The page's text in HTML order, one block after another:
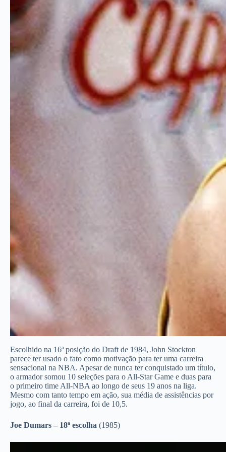
Escolhido na 16ª posição do Draft de 1984, John Stockton
parece ter usado o fato como motivação para ter uma carreira
sensacional na NBA. Apesar de nunca ter conquistado um título,
o armador somou 10 seleções para o All-Star Game e duas para
o primeiro time All-NBA ao longo de seus 19 anos na liga.
Mesmo com tanto tempo em ação, sua média de assistências por
jogo, ao final da carreira, foi de 10,5.
Joe Dumars – 18ª escolha (1985)